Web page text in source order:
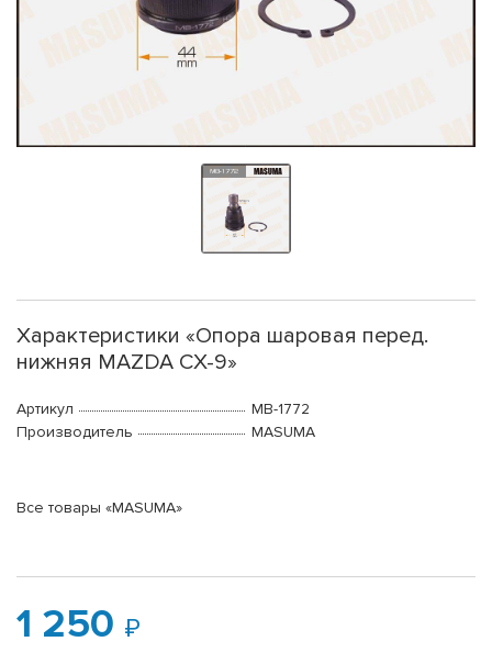
Характеристики «Опора шаровая перед.
нижняя MAZDA CX-9»
Артикул
MB-1772
Производитель
MASUMA
Все товары «MASUMA»
1 250